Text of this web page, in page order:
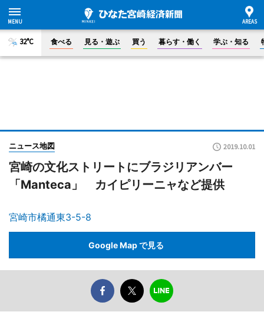
32°C 食べる 見る・遊ぶ 買う 暮らす・働く 学ぶ・知る
ニュース地図 2019.10.01
宮崎の文化ストリートにブラジリアンバー
「Manteca」 カイピリーニャなど提供
宮崎市橘通東3-5-8
Google Map で見る